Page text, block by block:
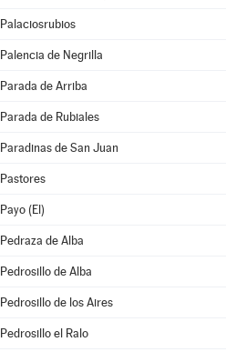
Palaciosrubios
Palencia de Negrilla
Parada de Arriba
Parada de Rubiales
Paradinas de San Juan
Pastores
Payo (El)
Pedraza de Alba
Pedrosillo de Alba
Pedrosillo de los Aires
Pedrosillo el Ralo